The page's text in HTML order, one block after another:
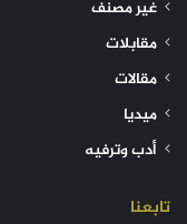
غير مصنف
مقابلات
مقالات
ميديا
أدب وترفيه
تابعنا